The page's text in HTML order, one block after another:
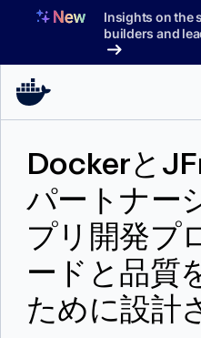
へ
Insights on the
builders and
サポート
料金プラン
ブログ
索
Dockerと
パートナー
プリ開発プ
ードと品質
ために設計